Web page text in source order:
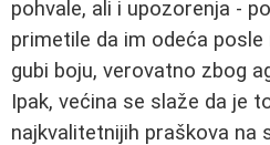
pohvale, ali i upozorenja -
primetile da im odeća
gubi boju, verovatno zbog
Ipak, većina se slaže da je
najkvalitetnijih praškova na